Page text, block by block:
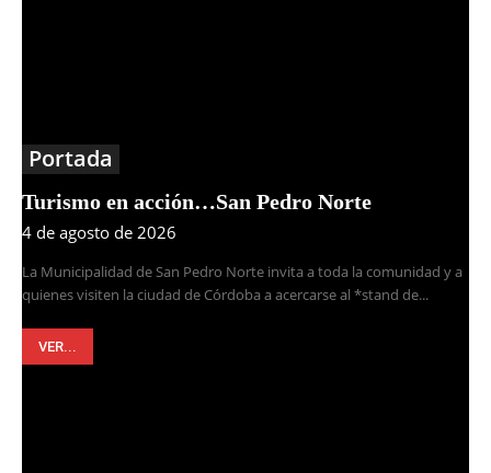
Portada
Turismo en acción…San Pedro Norte
4 de agosto de 2026
La Municipalidad de San Pedro Norte invita a toda la comunidad y a
quienes visiten la ciudad de Córdoba a acercarse al *stand de...
VER...